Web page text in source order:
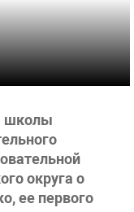
школы
округа о
ее первого